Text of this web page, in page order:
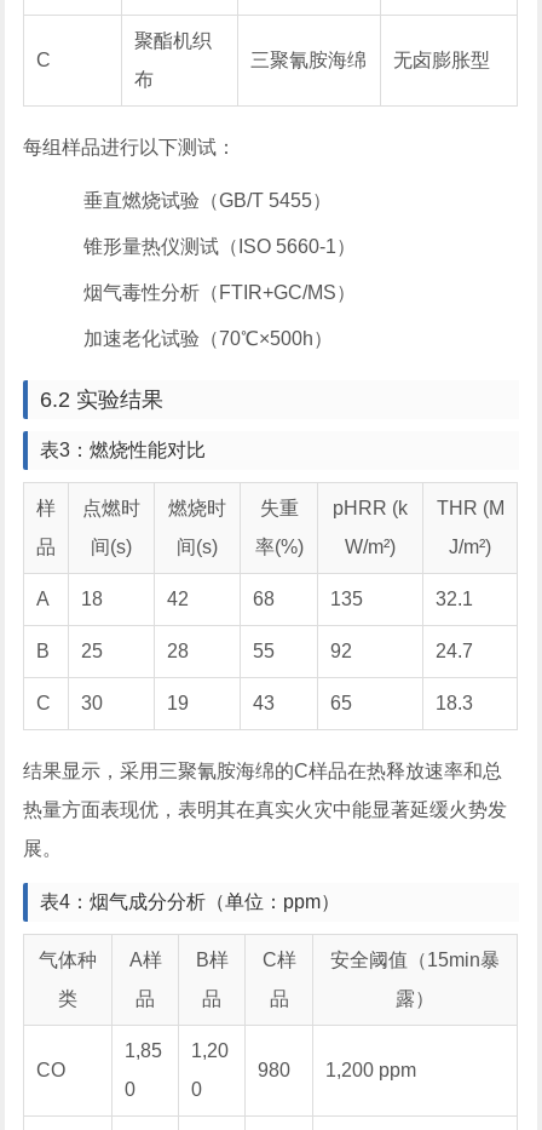
C
聚酯机织
布
三聚氰胺海绵 无卤膨胀型
每组样品进行以下测试：
垂直燃烧试验（GB/T 5455）
锥形量热仪测试（ISO 5660-1）
烟气毒性分析（FTIR+GC/MS）
加速老化试验（70℃×500h）
6.2 实验结果
表3：燃烧性能对比
样
品
点燃时
间(s)
燃烧时
间(s)
失重
率(%)
pHRR (k
W/m²)
THR (M
J/m²)
A 18 42 68 135 32.1
B 25 28 55 92 24.7
C 30 19 43 65 18.3
结果显示，采用三聚氰胺海绵的C样品在热释放速率和总
热量方面表现优，表明其在真实火灾中能显著延缓火势发
展。
表4：烟气成分分析（单位：ppm）
气体种
类
A样
品
B样
品
C样
品
安全阈值（15min暴
露）
CO
1,85
0
1,20
0
980 1,200 ppm